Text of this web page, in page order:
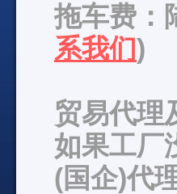
拖车费：
系我们)
贸易代理
如果工厂
(国企)代